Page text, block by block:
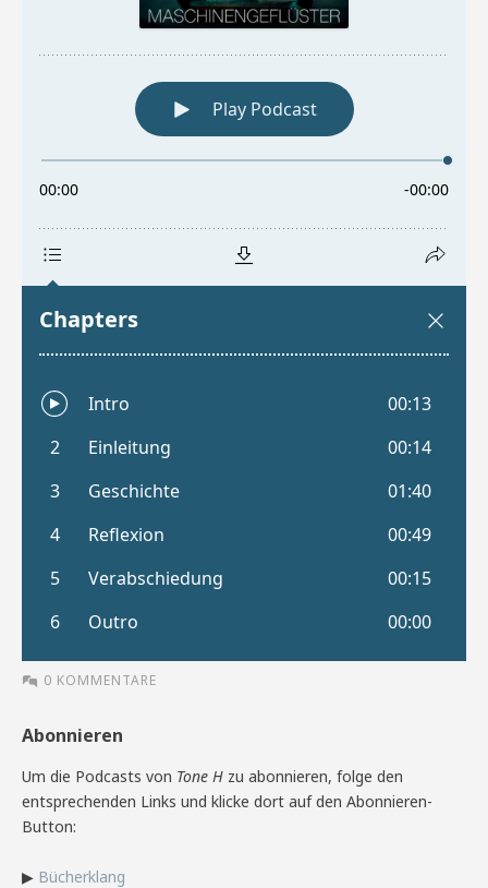
0 KOMMENTARE
Abonnieren
Um die Podcasts von Tone H zu abonnieren, folge den
entsprechenden Links und klicke dort auf den Abonnieren-
Button:
▶ Bücherklang